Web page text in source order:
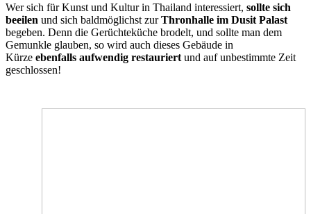
Wer sich für Kunst und Kultur in Thailand interessiert, sollte sich
beeilen und sich baldmöglichst zurThronhalle im Dusit Palast
begeben. Denn die Gerüchteküche brodelt, und sollte man dem
Gemunkle glauben, so wird auch dieses Gebäude in
Kürze ebenfalls aufwendig restauriert und auf unbestimmte Zeit
geschlossen!